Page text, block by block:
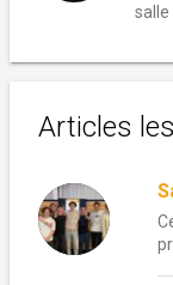
salle
Articles